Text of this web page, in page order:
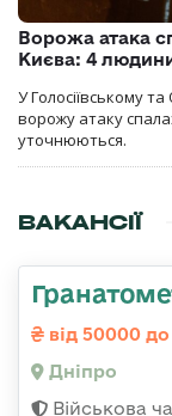
Ворожа атака
Києва: 4
У Голосіївському
ворожу атаку
уточнюються.
ВАКАНСІЇ
від 50000
Дніпро
Військова